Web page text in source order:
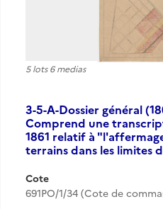
5 lots 6 medias
3-5-A-Dossier général
Comprend une
1861 relatif à
terrains dans les limites
Cote
691PO/1/34 (Cote de